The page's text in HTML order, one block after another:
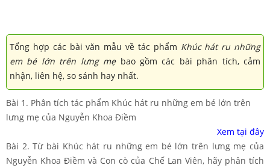
Tổng hợp các bài văn mẫu về tác phẩm Khúc hát ru những
em bé lớn trên lưng mẹbao gồm các bài phân tích, cảm
nhận, liên hệ, so sánh hay nhất.
Bài 1. Phân tích tác phẩm Khúc hát ru những em bé lớn trên
lưng mẹ của Nguyễn Khoa Điềm
Xem tại đây
Bài 2. Từ bài Khúc hát ru những em bé lớn trên lưng mẹ của
Nguyễn Khoa Điềm và Con cò của Chế Lan Viên, hãy phân tích